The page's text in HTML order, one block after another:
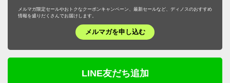
メルマガ限定セールやおトクなクーポンキャンペーン、最新セールなど、ディノスのおすすめ
情報を盛りだくさんでお届けします。
メルマガを申し込む
LINE友だち追加